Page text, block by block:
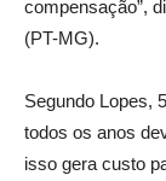
compensação”,
(PT-MG).
Segundo Lopes,
todos os anos
isso gera custo